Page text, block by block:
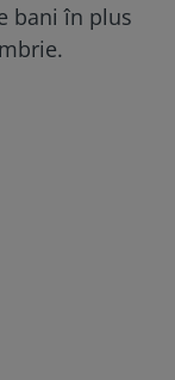
bani în plus